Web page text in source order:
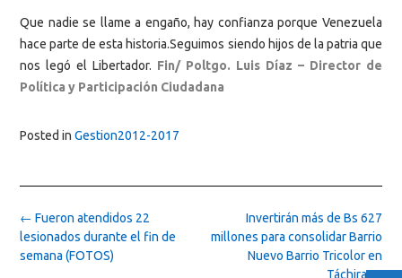
Que nadie se llame a engaño, hay confianza porque Venezuela
hace parte de esta historia.Seguimos siendo hijos de la patria que
nos legó el Libertador. Fin/ Poltgo. Luis Díaz – Director de
Política y Participación Ciudadana
Posted in Gestion2012-2017
Post
navigation
Invertirán más de Bs 627
millones para consolidar Barrio
Nuevo Barrio Tricolor en
Táchira→
← Fueron atendidos 22
lesionados durante el fin de
semana (FOTOS)